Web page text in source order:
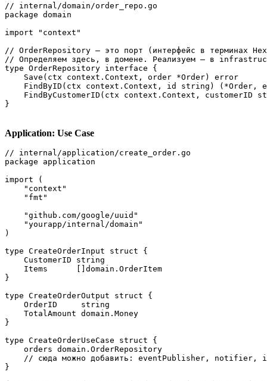
// internal/domain/order_repo.go
package domain
import "context"
// OrderRepository — это порт (интерфейс в терминах
// Определяем здесь, в домене. Реализуем — в
type OrderRepository interface {
    Save(ctx context.Context, order *Order) error
FindByID(ctx context.Context, id string) (*Order,
FindByCustomerID(ctx context.Context, customerID
}
Application: Use Case
// internal/application/create_order.go
package application
import (
    "context"
    "fmt"
    "github.com/google/uuid"
    "yourapp/internal/domain"
)
type CreateOrderInput struct {
    CustomerID string
    Items      []domain.OrderItem
}
type CreateOrderOutput struct {
    OrderID     string
    TotalAmount domain.Money
}
type CreateOrderUseCase struct {
    orders domain.OrderRepository
// сюда можно добавить: eventPublisher, notifier,
}